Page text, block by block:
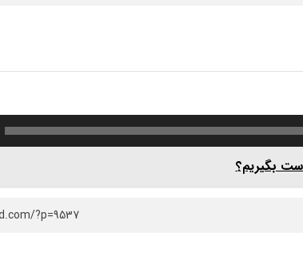
بگیریم؟
?p=9537